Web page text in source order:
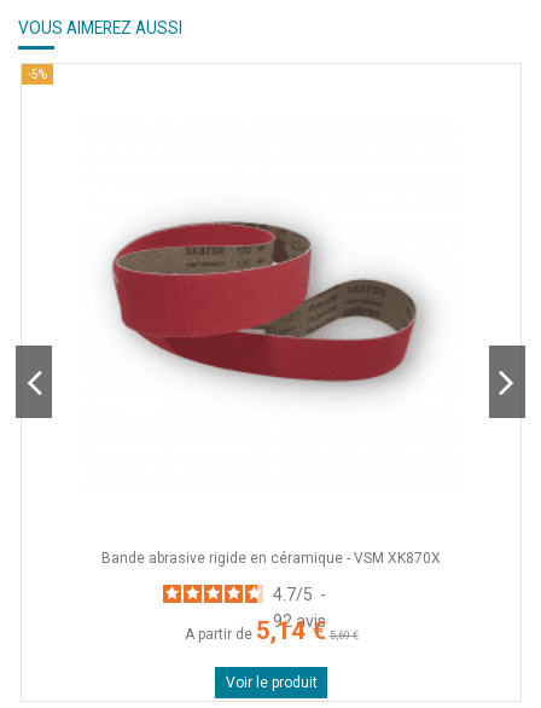
VOUS AIMEREZ AUSSI
-5%
Bande abrasive rigide en céramique - VSM XK870X
4.7/5 -
92 avis
A partir de 5,14 € 5,69 €
Voir le produit